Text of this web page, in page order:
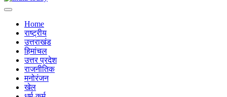
Home
राष्ट्रीय
उत्तराखंड
हिमांचल
उत्तर प्रदेश
राजनीतिक
मनोरंजन
खेल